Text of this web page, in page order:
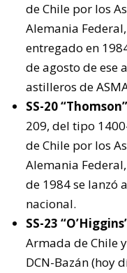
de Chile por los
Alemania
entregado en
de agosto de ese
astilleros de
SS-20 “Thomson”
209, del tipo
de Chile por los
Alemania
de 1984 se lanzó
nacional.
SS-23
Armada de Chile
DCN-Bazán (hoy